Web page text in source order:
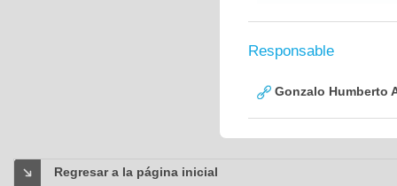
Responsable
Gonzalo Humberto
Regresar a la página inicial